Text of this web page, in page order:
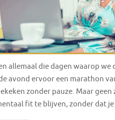
allemaal die dagen waarop
avond ervoor een marathon
zonder pauze. Maar
fit te blijven, zonder dat